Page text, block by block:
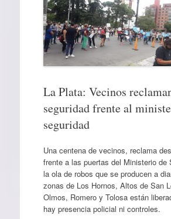
La Plata: Vecinos
seguridad frente al
seguridad
Una centena de vecinos, reclama
frente a las puertas del Ministerio de
la ola de robos que se producen a
zonas de Los Hornos, Altos de San
Olmos, Romero y Tolosa están
hay presencia policial ni controles.